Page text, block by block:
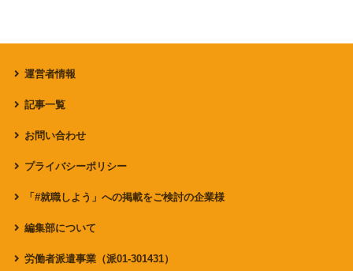
運営者情報
記事一覧
お問い合わせ
プライバシーポリシー
「#就職しよう」への掲載をご検討の企業様
編集部について
労働者派遣事業（派01-301431）